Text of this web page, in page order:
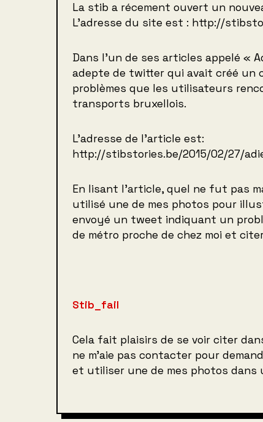
La stib a récement ouvert un
L’adresse du site est : http://
Dans l’un de ses articles appelé «
adepte de twitter qui avait créé un
problèmes que les utilisateurs
transports bruxellois.
L’adresse de l’article est:
http://stibstories.be/2015/02/27/
En lisant l’article, quel ne fut pas
utilisé une de mes photos pour
envoyé un tweet indiquant un
de métro proche de chez moi et
Stib_fail
Cela fait plaisirs de se voir citer
ne m’aie pas contacter pour
et utiliser une de mes photos dans